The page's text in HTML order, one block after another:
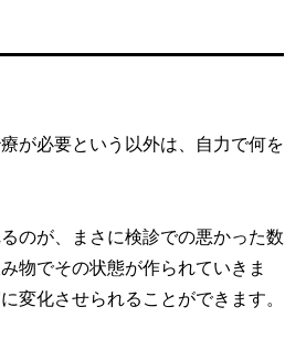
が必要という以外は、自力で何を
のが、まさに検診での悪かった数
物でその状態が作られていきま
変化させられることができます。